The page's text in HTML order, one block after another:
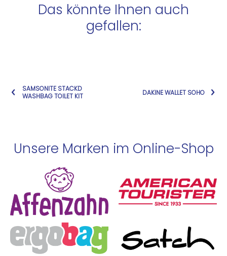
Das könnte Ihnen auch
gefallen:
SAMSONITE STACKD
WASHBAG TOILET KIT
DAKINE WALLET SOHO
Unsere Marken im Online-Shop